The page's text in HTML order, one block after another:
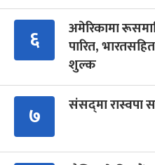
६
अमेरिकामा
पारित,
शुल्क
७ संसद्‍मा रास्वपा